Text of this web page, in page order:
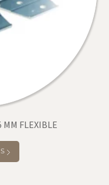
FLEXIBLE